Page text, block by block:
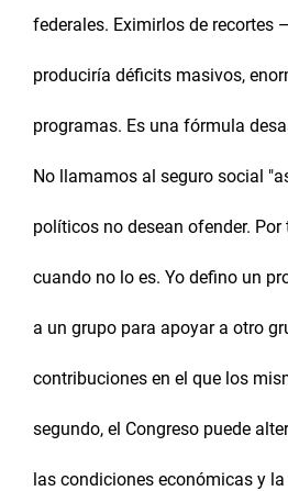
federales. Eximirlos de recortes
produciría déficits masivos,
programas. Es una fórmula
No llamamos al seguro social
políticos no desean ofender.
cuando no lo es. Yo defino un
a un grupo para apoyar a otro
contribuciones en el que los
segundo, el Congreso puede
las condiciones económicas y